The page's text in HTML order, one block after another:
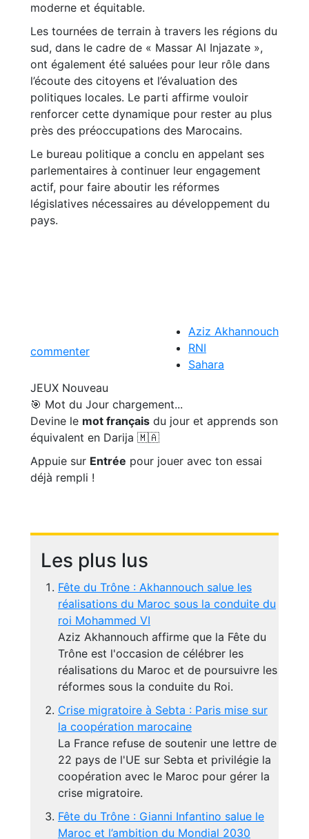
moderne et équitable.
Les tournées de terrain à travers les régions du
sud, dans le cadre de « Massar Al Injazate »,
ont également été saluées pour leur rôle dans
l’écoute des citoyens et l’évaluation des
politiques locales. Le parti affirme vouloir
renforcer cette dynamique pour rester au plus
près des préoccupations des Marocains.
Le bureau politique a conclu en appelant ses
parlementaires à continuer leur engagement
actif, pour faire aboutir les réformes
législatives nécessaires au développement du
pays.
commenter
Aziz Akhannouch
RNI
Sahara
JEUX Nouveau
🎯 Mot du Jour chargement...
Devine le mot français du jour et apprends son
équivalent en Darija 🇲🇦
Appuie sur Entrée pour jouer avec ton essai
déjà rempli !
Les plus lus
Fête du Trône : Akhannouch salue les
réalisations du Maroc sous la conduite du
roi Mohammed VI
Aziz Akhannouch affirme que la Fête du
Trône est l'occasion de célébrer les
réalisations du Maroc et de poursuivre les
réformes sous la conduite du Roi.
Crise migratoire à Sebta : Paris mise sur
la coopération marocaine
La France refuse de soutenir une lettre de
22 pays de l'UE sur Sebta et privilégie la
coopération avec le Maroc pour gérer la
crise migratoire.
Fête du Trône : Gianni Infantino salue le
Maroc et l’ambition du Mondial 2030